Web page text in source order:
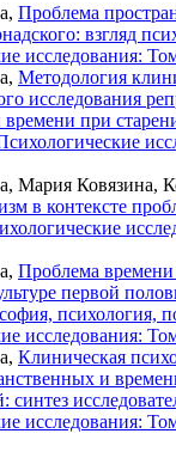
Проблема
взгляд
исследования:
Методология
исследования
времени при
Мария Ковязина,
в контексте
Проблема времени
первой
психология,
исследования:
Клиническая
и
синтез
исследования: